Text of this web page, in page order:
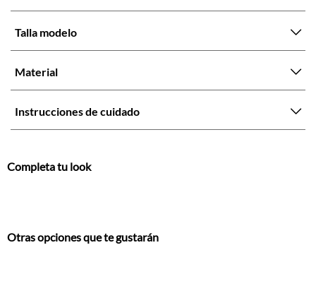
Talla modelo
Material
Instrucciones de cuidado
Completa tu look
Otras opciones que te gustarán